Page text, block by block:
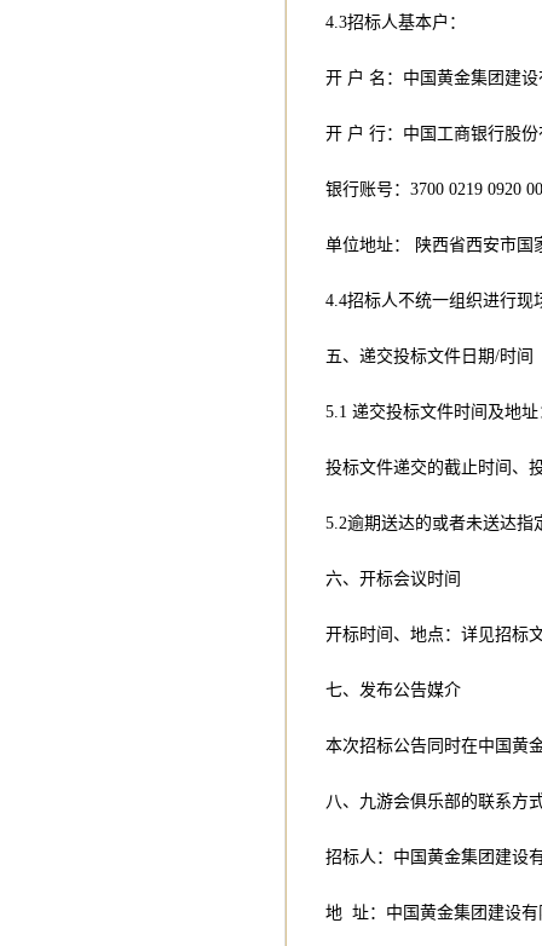
4.3招标人基本户：
开 户 名：中国黄金集团建
开 户 行：中国工商银行股
银行账号：3700 0219 0920
单位地址： 陕西省西安市国
4.4招标人不统一组织进行现
五、递交投标文件日期/时间
5.1 递交投标文件时间及地址
投标文件递交的截止时间、
5.2逾期送达的或者未送达
六、开标会议时间
开标时间、地点：详见招标
七、发布公告媒介
本次招标公告同时在中国黄
八、九游会俱乐部的联系方
招标人：中国黄金集团建设
地 址：中国黄金集团建设